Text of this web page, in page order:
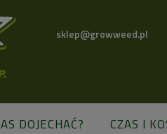
sklep@growweed.pl
DOJECHAĆ? CZAS I